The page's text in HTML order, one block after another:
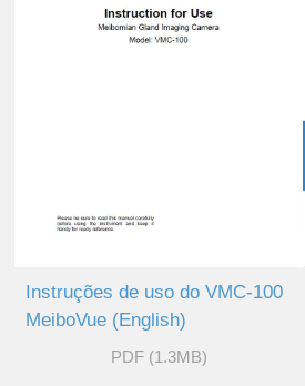
Instruções de uso do VMC-100
MeiboVue (English)
PDF (1.3MB)